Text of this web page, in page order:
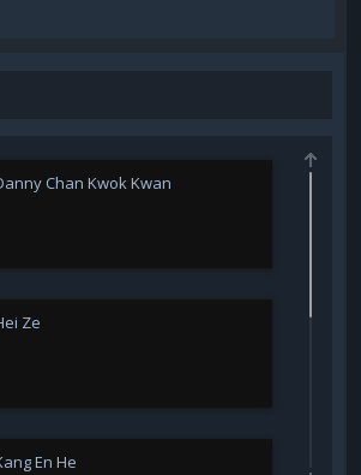
Chan Kwok Kwan
Ze
En He